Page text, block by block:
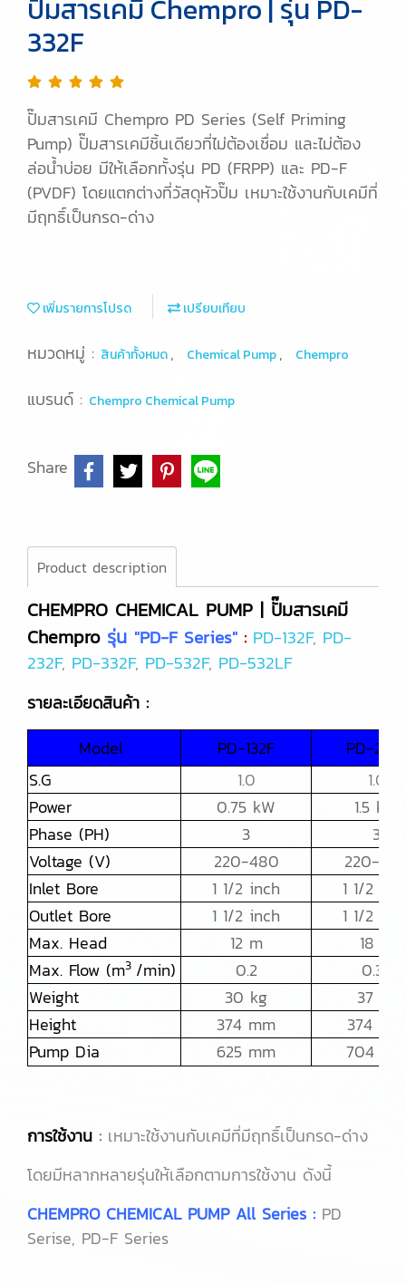
ปั๊มสารเคมี Chempro | รุ่น PD-
332F
ปั๊มสารเคมี Chempro PD Series (Self Priming
Pump) ปั๊มสารเคมีชิ้นเดียวที่ไม่ต้องเชื่อม และไม่ต้อง
ล่อน้ำบ่อย มีให้เลือกทั้งรุ่น PD (FRPP) และ PD-F
(PVDF) โดยแตกต่างที่วัสดุหัวปั๊ม เหมาะใช้งานกับเคมีที่
มีฤทธิ์เป็นกรด-ด่าง
เพิ่มรายการโปรด เปรียบเทียบ
หมวดหมู่ : สินค้าทั้งหมด, Chemical Pump, Chempro
แบรนด์ : Chempro Chemical Pump
Share
Product description
CHEMPRO CHEMICAL PUMP | ปั๊มสารเคมี
Chempro รุ่น "PD-F Series" : PD-132F, PD-
232F, PD-332F, PD-532F, PD-532LF
รายละเอียดสินค้า :
Model
PD-132F
PD-232F
S.G
1.0
1.0
Power
0.75 kW
1.5 kW
Phase (PH)
3
3
Voltage (V)
220-480
220-
Inlet Bore
1 1/2 inch
1 1/2
Outlet Bore
1 1/2 inch
1 1/2
Max. Head
12 m
18 m
Max. Flow (m3 /min) 0.2
0.36
Weight
30 kg
37 kg
Height
374 mm
374 mm
Pump Dia
625 mm 704
การใช้งาน : เหมาะใช้งานกับเคมีที่มีฤทธิ์เป็นกรด-ด่าง
โดยมีหลากหลายรุ่นให้เลือกตามการใช้งาน ดังนี้
CHEMPRO CHEMICAL PUMP All Series : PD
Serise, PD-F Series